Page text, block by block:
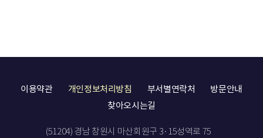
이용약관 개인정보처리방침 부서별연락처
방문안내
찾아오시는길
(51204) 경남 창원시 마산회원구 3·15성역로 75